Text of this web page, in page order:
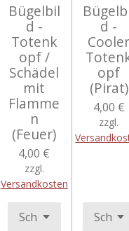
Bügelbil
d -
Totenk
opf /
Schädel
mit
Flamme
n
(Feuer)
4,00 €
zzgl.
Versandkosten
d -
Cooler
opf
(Pirat)
4,00 €
zzgl.